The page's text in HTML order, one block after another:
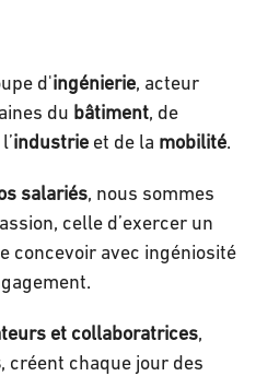
d'ingénierie, acteur
du bâtiment, de
industrie et de la mobilité.
salariés, nous sommes
celle d’exercer un
concevoir avec ingéniosité
et collaboratrices,
, créent chaque jour des